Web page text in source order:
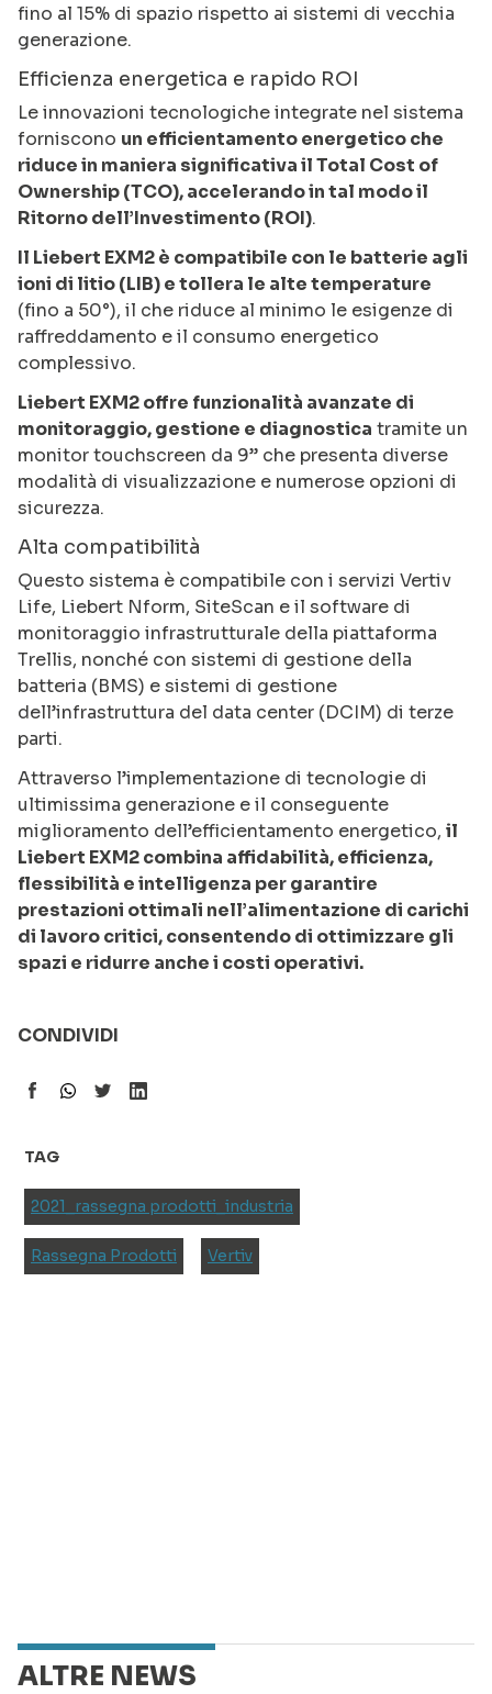
fino al 15% di spazio rispetto ai sistemi di vecchia
generazione.
Efficienza energetica e rapido ROI
Le innovazioni tecnologiche integrate nel sistema
forniscono un efficientamento energetico che
riduce in maniera significativa il Total Cost of
Ownership (TCO), accelerando in tal modo il
Ritorno dell’Investimento (ROI).
Il Liebert EXM2 è compatibile con le batterie agli
ioni di litio (LIB) e tollera le alte temperature
(fino a 50°), il che riduce al minimo le esigenze di
raffreddamento e il consumo energetico
complessivo.
Liebert EXM2 offre funzionalità avanzate di
monitoraggio, gestione e diagnostica tramite un
monitor touchscreen da 9” che presenta diverse
modalità di visualizzazione e numerose opzioni di
sicurezza.
Alta compatibilità
Questo sistema è compatibile con i servizi Vertiv
Life, Liebert Nform, SiteScan e il software di
monitoraggio infrastrutturale della piattaforma
Trellis, nonché con sistemi di gestione della
batteria (BMS) e sistemi di gestione
dell’infrastruttura del data center (DCIM) di terze
parti.
Attraverso l’implementazione di tecnologie di
ultimissima generazione e il conseguente
miglioramento dell’efficientamento energetico, il
Liebert EXM2 combina affidabilità, efficienza,
flessibilità e intelligenza per garantire
prestazioni ottimali nell’alimentazione di carichi
di lavoro critici, consentendo di ottimizzare gli
spazi e ridurre anche i costi operativi.
CONDIVIDI
TAG
2021_rassegna prodotti_industria
Rassegna Prodotti Vertiv
ALTRE NEWS